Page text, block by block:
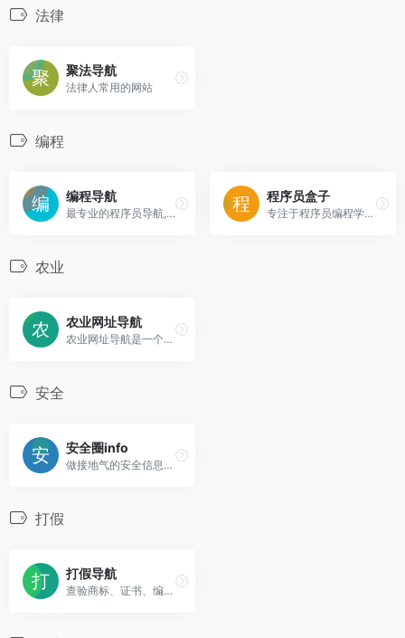
法律
聚法导航
法律人常用的网站
编程
编程导航
最专业的程序员导航,编程导航,一站式编程资源搜索,发现优质编程学习资源,提高编程学习效率,公众号编程导航
程序员盒子
专注于程序员编程学习提效
农业
农业网址导航
农业网址导航是一个为涉农人群提供农业网址查询服务的网站。
安全
安全圈info
做接地气的安全信息导航
打假
打假导航
查验商标、证书、编号、认证信息、厂家信息等官方核定的真实状态，让假货、假公司、假证件、假批文等立刻现形。